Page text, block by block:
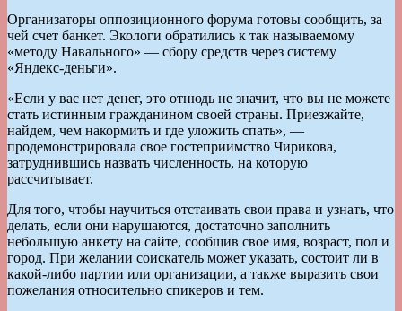
Организаторы оппозиционного форума готовы сообщить, за
чей счет банкет. Экологи обратились к так называемому
«методу Навального» — сбору средств через систему
«Яндекс-деньги».
«Если у вас нет денег, это отнюдь не значит, что вы не можете
стать истинным гражданином своей страны. Приезжайте,
найдем, чем накормить и где уложить спать», —
продемонстрировала свое гостеприимство Чирикова,
затруднившись назвать численность, на которую
рассчитывает.
Для того, чтобы научиться отстаивать свои права и узнать, что
делать, если они нарушаются, достаточно заполнить
небольшую анкету на сайте, сообщив свое имя, возраст, пол и
город. При желании соискатель может указать, состоит ли в
какой-либо партии или организации, а также выразить свои
пожелания относительно спикеров и тем.